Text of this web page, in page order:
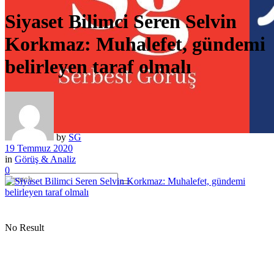
No Result
Siyaset Bilimci Seren Selvin
Korkmaz: Muhalefet, gündemi
belirleyen taraf olmalı
by SG
19 Temmuz 2020
in Görüş & Analiz
0